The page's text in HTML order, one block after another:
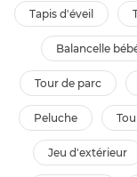
tapis d'éveil
balancelle
tour de parc
peluche
jeu d'extérieur